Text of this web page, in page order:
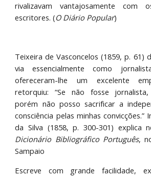
rivalizavam vantajosamente com
escritores. (O Diário Popular)
Teixeira de Vasconcelos (1859, p. 61)
via essencialmente como
ofereceram-lhe um excelente
retorquiu: “Se não fosse
porém não posso sacrificar a
consciência pelas minhas convicções.”
da Silva (1858, p. 300-301) explica
Dicionário Bibliográfico Português,
Sampaio
Escreve com grande facilidade,